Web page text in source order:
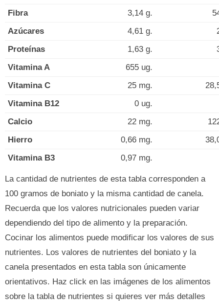
Fibra
3,14 g.
Azúcares
4,61 g.
Proteínas
1,63 g.
Vitamina A
655 ug.
Vitamina C
25 mg.
Vitamina B12
0 ug.
Calcio
22 mg.
Hierro
0,66 mg.
Vitamina B3
0,97 mg.
La cantidad de nutrientes de esta tabla corresponden a
100 gramos de boniato y la misma cantidad de canela.
Recuerda que los valores nutricionales pueden variar
dependiendo del tipo de alimento y la preparación.
Cocinar los alimentos puede modificar los valores de sus
nutrientes. Los valores de nutrientes del boniato y la
canela presentados en esta tabla son únicamente
orientativos. Haz click en las imágenes de los alimentos
sobre la tabla de nutrientes si quieres ver más detalles